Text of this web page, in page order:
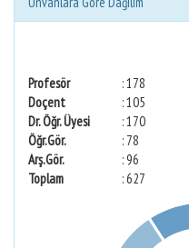
Profesör
: 178
Doçent
: 105
Dr. Öğr. Üyesi
: 170
Öğr.Gör.
: 78
Arş.Gör.
: 96
Toplam
: 627